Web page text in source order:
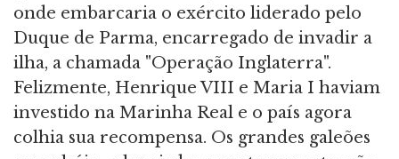
onde embarcaria o exército liderado pelo
Duque de Parma, encarregado de invadir a
ilha, a chamada "Operação Inglaterra".
Felizmente, Henrique VIII e Maria I haviam
investido na Marinha Real e o país agora
colhia sua recompensa. Os grandes galeões